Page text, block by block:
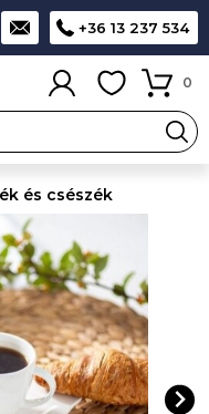
minőség-ár
+36 13 237 534
0
és csészék